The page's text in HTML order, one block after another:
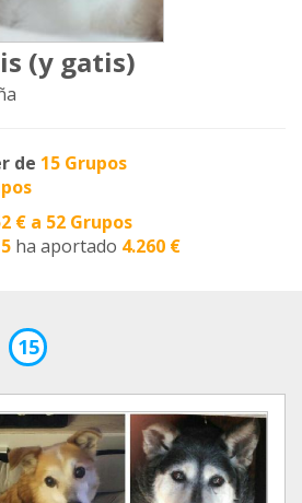
(y gatis)
de 15 Grupos
€ a 52 Grupos
ha aportado 4.260 €
15